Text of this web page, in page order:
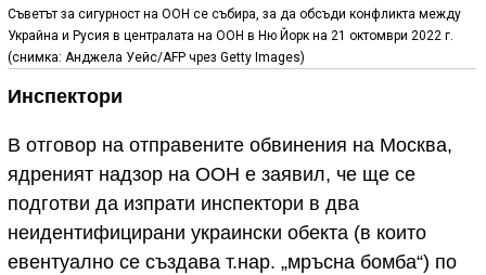
Съветът за сигурност на ООН се събира, за да обсъди конфликта между
Украйна и Русия в централата на ООН в Ню Йорк на 21 октомври 2022 г.
(снимка: Анджела Уейс/AFP чрез Getty Images)
Инспектори
В отговор на отправените обвинения на Москва,
ядреният надзор на ООН е заявил, че ще се
подготви да изпрати инспектори в два
неидентифицирани украински обекта (в които
евентуално се създава т.нар. „мръсна бомба“) по